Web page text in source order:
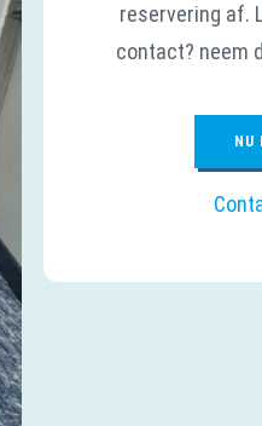
reservering af.
contact? neem
NU